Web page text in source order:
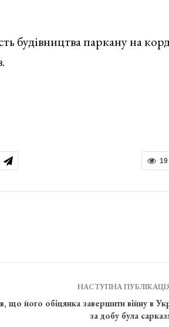
будівництва паркану на
19
НАСТУПНА
що його обіцянка завершити війну в
за добу була